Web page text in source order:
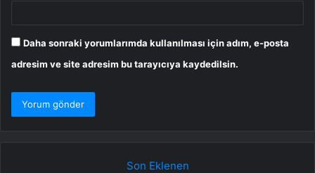
Daha sonraki yorumlarımda kullanılması için adım, e-posta
adresim ve site adresim bu tarayıcıya kaydedilsin.
Son Eklenen